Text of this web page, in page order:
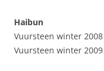
Haibun
Vuursteen winter 2008
Vuursteen winter 2009